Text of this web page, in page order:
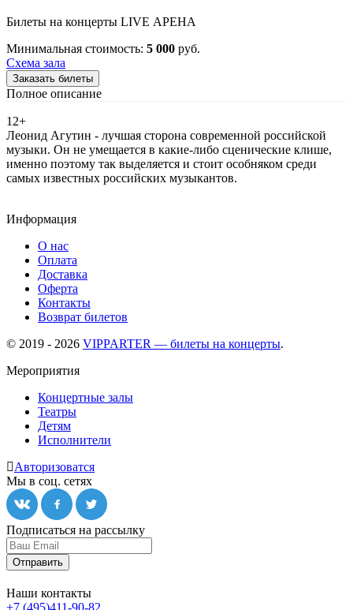
Билеты на концерты LIVE АРЕНА
Минимальная стоимость: 5 000 руб.
Схема зала
Заказать билеты
Полное описание
12+
Леонид Агутин - лучшая сторона современной российской
музыки. Он не умещается в какие-либо сценические клише,
именно поэтому так выделяется и стоит особняком среди
самых известных российских музыкантов.
Информация
О нас
Оплата
Доставка
Оферта
Контакты
Возврат билетов
© 2019 - 2026 VIPPARTER — билеты на концерты.
Мероприятия
Концертные залы
Театры
Детям
Исполнители
Авторизоватся
Мы в соц. сетях
Подписаться на рассылку
Отправить
Наши контакты
+7 (495)411-90-82